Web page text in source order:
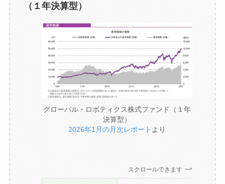
（１年決算型）
グローバル・ロボティクス株式ファンド（１年
決算型）
2026年1月の月次レポート より
スクロールできます